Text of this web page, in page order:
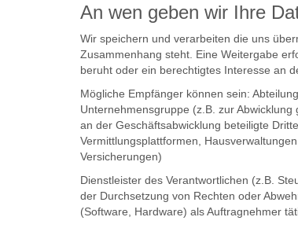
An wen geben wir Ihre
Wir speichern und verarbeiten die uns
Zusammenhang steht. Eine Weitergabe
beruht oder ein berechtigtes Interesse an
Mögliche Empfänger können sein:
Unternehmensgruppe (z.B. zur Abwicklung
an der Geschäftsabwicklung beteiligte
Vermittlungsplattformen,
Versicherungen)
Dienstleister des Verantwortlichen (z.B.
der Durchsetzung von Rechten oder
(Software, Hardware) als Auftragnehmer